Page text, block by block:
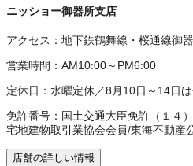
ニッショー御器所支店
アクセス： 地下鉄鶴舞線・桜通線御
営業時間： AM10:00～PM6:00
定休日： 水曜定休／8月10日～14日
免許番号： 国土交通大臣免許（１４
宅地建物取引業協会会員/東海不動産
店舗の詳しい情報